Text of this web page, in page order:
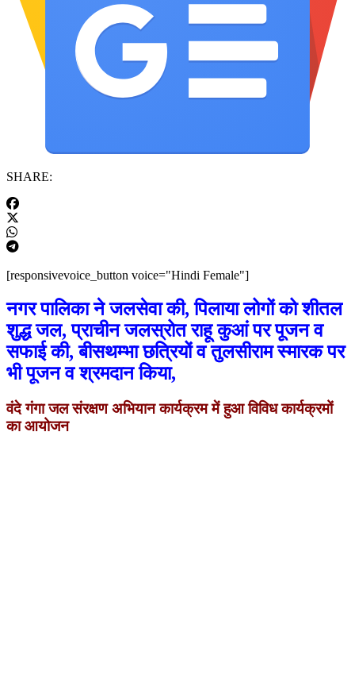
SHARE:
[responsivevoice_button voice="Hindi Female"]
नगर पालिका ने जलसेवा की, पिलाया लोगों को शीतल
शुद्ध जल, प्राचीन जलस्रोत राहू कुआं पर पूजन व
सफाई की, बीसथम्भा छत्रियों व तुलसीराम स्मारक पर
भी पूजन व श्रमदान किया,
वंदे गंगा जल संरक्षण अभियान कार्यक्रम में हुआ विविध कार्यक्रमों
का आयोजन